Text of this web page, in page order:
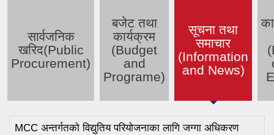
सार्वजनिक
खरिद(Public
Procurement)
बजेट तथा
कार्यक्रम
(Budget
and
Programe)
सूचना तथा
समाचार
(Information
and News)
(active tab)
MCC अन्तर्गतको विद्युतिय परियोजनाका लागि जग्गा अधिकरण